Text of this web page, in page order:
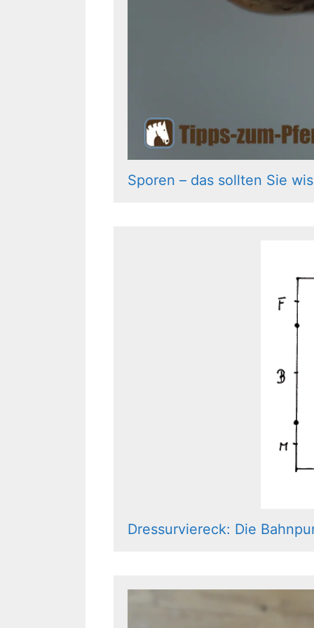
Sporen – das sollten Sie
Dressurviereck: Die